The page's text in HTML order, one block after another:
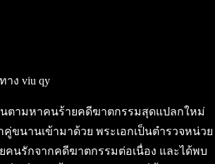
าง viu qy
ตามหาคนร้ายคดีฆาตกรรมสุดแปลกใหม่
คู่ขนานเข้ามาด้วย พระเอกเป็นตำรวจหน่วย
นรักจากคดีฆาตกรรมต่อเนื่อง และได้พบ